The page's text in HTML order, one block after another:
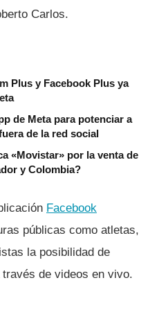
Carlos.
Plus y Facebook Plus ya
de Meta para potenciar a
de la red social
«Movistar» por la venta de
y Colombia?
Facebook
públicas como atletas,
la posibilidad de
de videos en vivo.